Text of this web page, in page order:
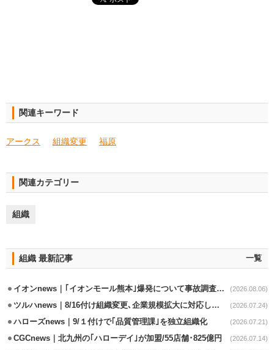
関連キーワード
アークス 組織変更 福原
関連カテゴリー
組織
組織 最新記事 一覧
イオンnews｜｢イオンモール熊本｣爆発について事故調査委員会設置 (2026.08.06)
ツルハnews｜8/16付け組織変更､企業規模拡大に対応した財経本部強化 (2026.07.24)
ハローズnews｜9/１付けで｢品質管理課｣を独立組織化 (2026.07.21)
CGCnews｜北九州の｢ハローデイ｣が加盟/55店舗･825億円 (2026.07.14)